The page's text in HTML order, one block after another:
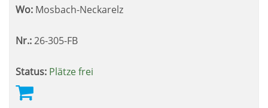
Wo: Mosbach-Neckarelz
Nr.:26-305-FB
Status: Plätze frei